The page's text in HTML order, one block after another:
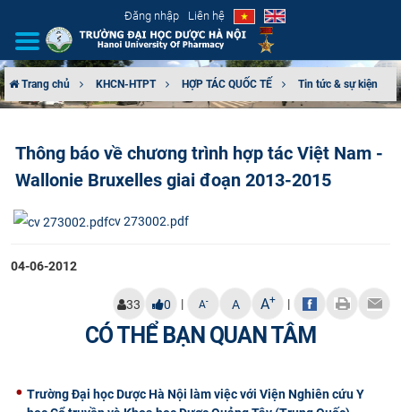
Đăng nhập Liên hệ
CƠ CẤU TỔ CHỨC
TUYỂN SINH
KHOA HỌC CÔNG NGHỆ
Trang chủ KHCN-HTPT HỢP TÁC QUỐC TẾ Tin tức & sự kiện
Thông báo về chương trình hợp tác Việt Nam -
Wallonie Bruxelles giai đoạn 2013-2015
cv 273002.pdf
04-06-2012
33 0 | A- A A+ |
CÓ THỂ BẠN QUAN TÂM
Trường Đại học Dược Hà Nội làm việc với Viện Nghiên cứu Y